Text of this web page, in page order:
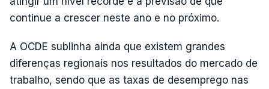
continue a crescer neste ano e no próximo.
A OCDE sublinha ainda que existem grandes
diferenças regionais nos resultados do mercado de
trabalho, sendo que as taxas de desemprego nas